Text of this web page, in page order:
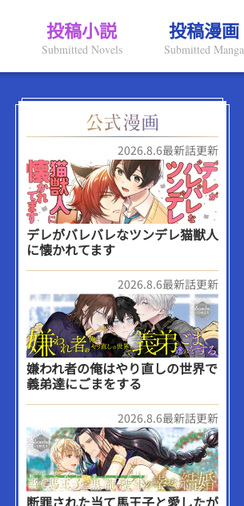
投稿小説
Submitted Novels
投稿漫画
Submitted Manga
2026.8.6最新話更新
デレがバレバレなツンデレ猫獣人
に懐かれてます
2026.8.6最新話更新
嫌われ者の俺はやり直しの世界で
義弟達にごまをする
2026.8.6最新話更新
断罪された当て馬王子と愛したが